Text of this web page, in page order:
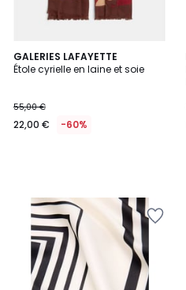
GALERIES LAFAYETTE
Étole cyrielle en laine et soie
55,00 €
22,00 € -60%